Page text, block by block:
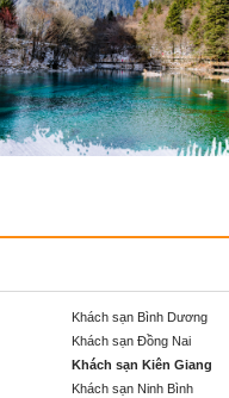
Khách sạn Bình Dương
Khách sạn Đồng Nai
Khách sạn Kiên Giang
Khách sạn Ninh Bình